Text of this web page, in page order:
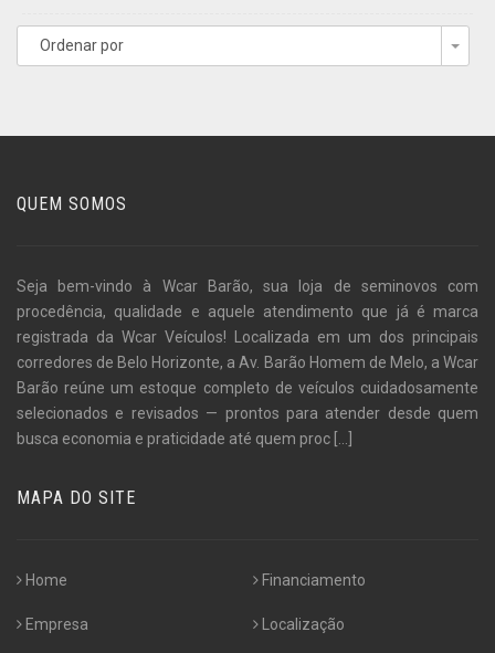
Ordenar por
QUEM SOMOS
Seja bem-vindo à Wcar Barão, sua loja de seminovos com
procedência, qualidade e aquele atendimento que já é marca
registrada da Wcar Veículos! Localizada em um dos principais
corredores de Belo Horizonte, a Av. Barão Homem de Melo, a Wcar
Barão reúne um estoque completo de veículos cuidadosamente
selecionados e revisados — prontos para atender desde quem
busca economia e praticidade até quem proc
MAPA DO SITE
Home
Empresa
Financiamento
Localização